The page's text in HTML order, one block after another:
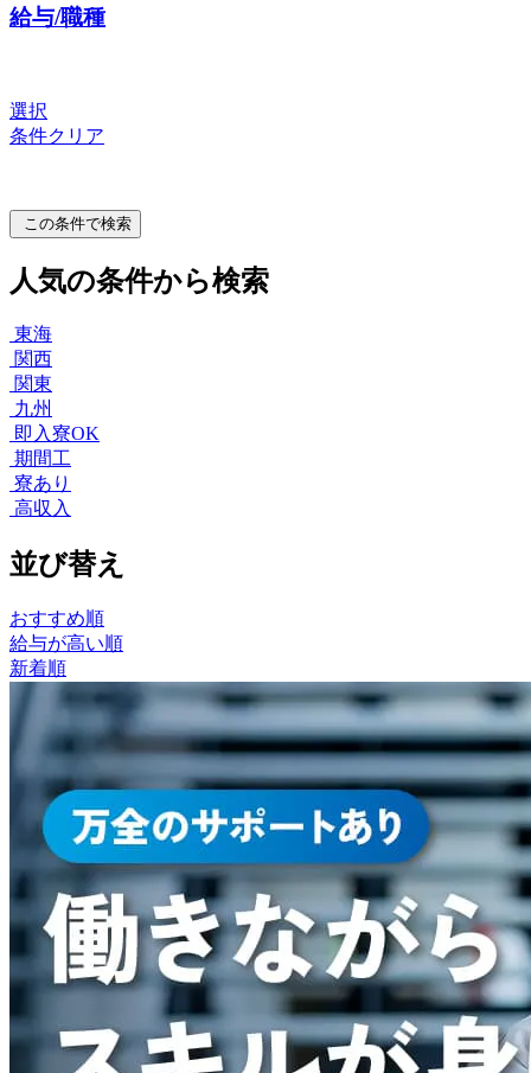
給与/職種
選択
条件クリア
この条件で検索
人気の条件から検索
東海
関西
関東
九州
即入寮OK
期間工
寮あり
高収入
並び替え
おすすめ順
給与が高い順
新着順